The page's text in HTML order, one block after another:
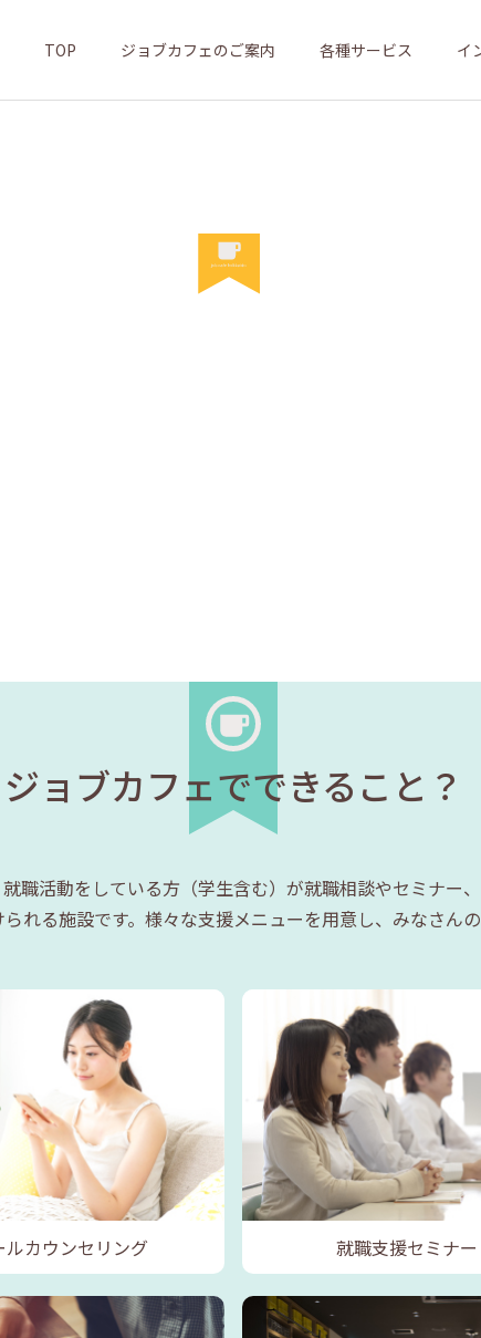
TOP ジョブカフェのご案内 各種サービス イ
ジョブカフェでできること？
職活動をしている方（学生含む）が就職相談やセミナー
れる施設です。様々な支援メニューを用意し、みなさん
ルカウンセリング 就職支援セミナー